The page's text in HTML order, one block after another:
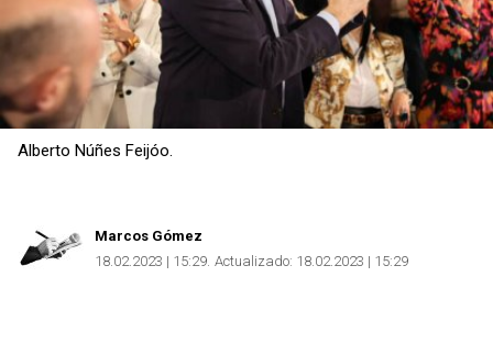
Alberto Núñes Feijóo.
Marcos Gómez
18.02.2023 | 15:29 Actualizado: 18.02.2023 | 15:29